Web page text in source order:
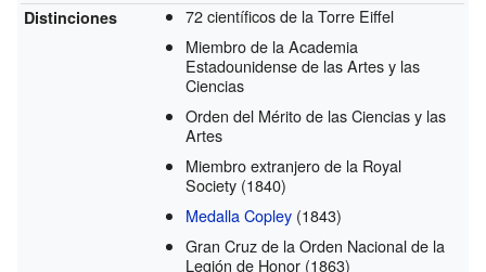
Distinciones
72 científicos de la Torre Eiffel
Miembro de la Academia
Estadounidense de las Artes y las
Ciencias
Orden del Mérito de las Ciencias y las
Artes
Miembro extranjero de la Royal
Society (1840)
Medalla Copley (1843)
Gran Cruz de la Orden Nacional de la
Legión de Honor (1863)